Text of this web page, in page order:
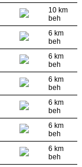
10 km
beh
6 km
beh
6 km
beh
6 km
beh
6 km
beh
6 km
beh
6 km
beh